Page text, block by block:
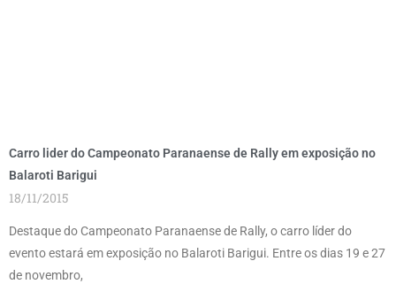
Carro lider do Campeonato Paranaense de Rally em exposição no
Balaroti Barigui
18/11/2015
Destaque do Campeonato Paranaense de Rally, o carro líder do
evento estará em exposição no Balaroti Barigui. Entre os dias 19 e 27
de novembro,